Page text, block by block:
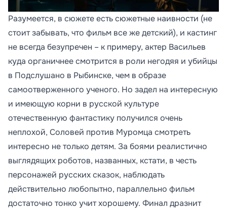
Разумеется, в сюжете есть сюжетные наивности (не
стоит забывать, что фильм все же детский), и кастинг
не всегда безупречен – к примеру, актер Васильев
куда органичнее смотрится в роли негодяя и убийцы
в Подслушано в Рыбинске, чем в образе
самоотверженного ученого. Но задел на интересную
и имеющую корни в русской культуре
отечественную фантастику получился очень
неплохой, Соловей против Муромца смотреть
интересно не только детям. За боями реалистично
выглядящих роботов, названных, кстати, в честь
персонажей русских сказок, наблюдать
действительно любопытно, параллельно фильм
достаточно тонко учит хорошему. Финал дразнит